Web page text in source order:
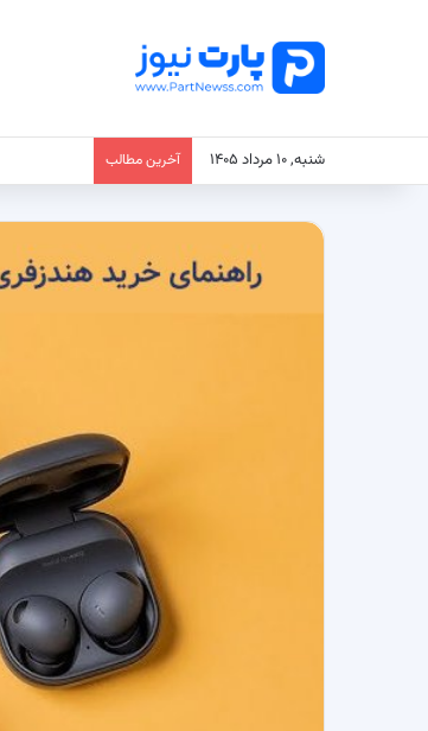
شنبه, ۱۰ مرداد ۱۴۰۵ آخرین مطالب